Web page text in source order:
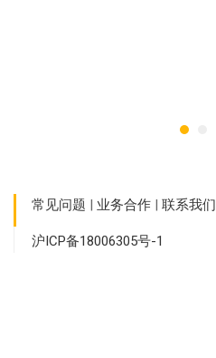
常见问题 | 业务合作 | 联系我们
沪ICP备18006305号-1